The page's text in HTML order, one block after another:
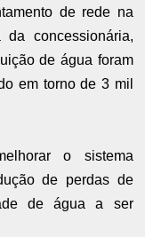
de rede na
concessionária,
de água foram
em torno de 3 mil
o sistema
de perdas de
de água a ser